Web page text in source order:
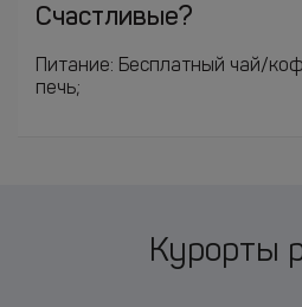
Счастливые?
Питание: Бесплатный чай/
печь;
Курорты